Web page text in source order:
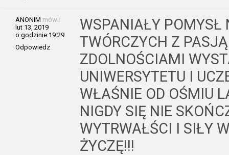
ANONIM mówi:
lut 13, 2019
o godzinie 19:29
Odpowiedz
WSPANIAŁY POMYSŁ
TWÓRCZYCH Z
ZDOLNOŚCIAMI
UNIWERSYTETU I
WŁAŚNIE OD OŚMIU
NIGDY SIĘ NIE
WYTRWAŁŚCI I SIŁY
ŻYCZĘ!!!